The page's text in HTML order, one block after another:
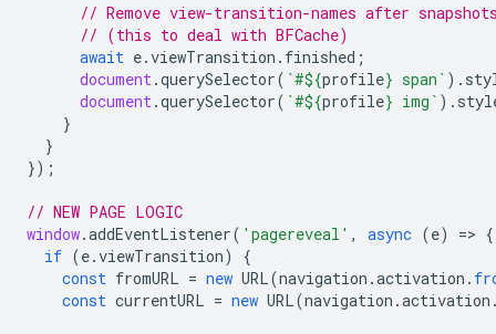
// Remove view-transition-names after
// (this to deal with BFCache)
await e.viewTransition . finished ;
document .querySelector( `#${profile} span` ).
document .querySelector( `#${profile} img` ).
}
}
});
// NEW PAGE LOGIC
window.addEventListener( 'pagereveal' , async (e) => {
if (e.viewTransition)
{
const fromURL = new URL(navigation .activation .
const currentURL = new URL(navigation .activation